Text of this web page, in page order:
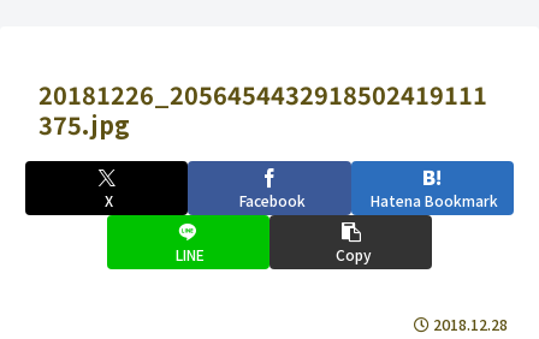
20181226_2056454432918502419111
375.jpg
X Facebook Hatena Bookmark
LINE Copy
2018.12.28